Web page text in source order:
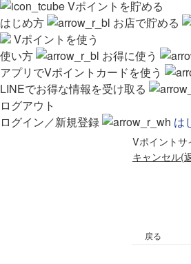
Vポイントを貯める
はじめ方
お店で貯める
Vポイントを使う
使い方
お得に使う
アプリでVポイントカードを使う
LINEでお得な情報を受け取る
ログアウト
ログイン／新規登録
は
Vポイントサ
キャンセル(
戻る